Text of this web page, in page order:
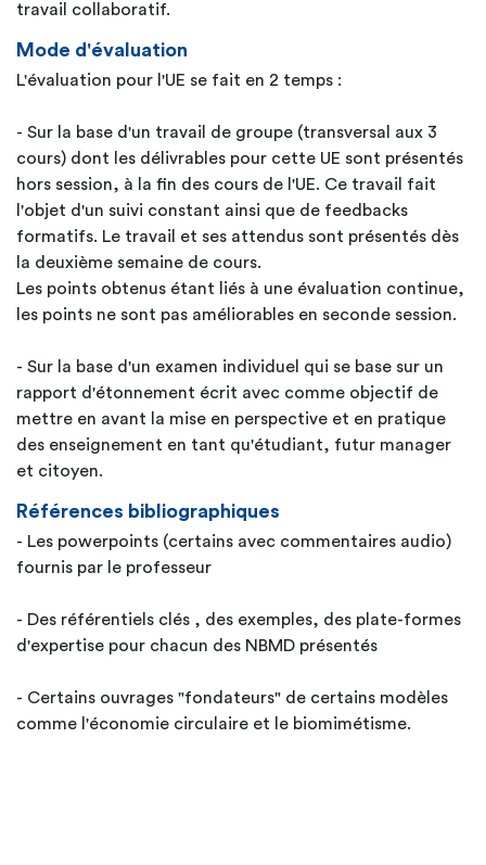
travail collaboratif.
Mode d'évaluation
L'évaluation pour l'UE se fait en 2 temps :
- Sur la base d'un travail de groupe (transversal aux 3
cours) dont les délivrables pour cette UE sont présentés
hors session, à la fin des cours de l'UE. Ce travail fait
l'objet d'un suivi constant ainsi que de feedbacks
formatifs. Le travail et ses attendus sont présentés dès
la deuxième semaine de cours.
Les points obtenus étant liés à une évaluation continue,
les points ne sont pas améliorables en seconde session.
- Sur la base d'un examen individuel qui se base sur un
rapport d'étonnement écrit avec comme objectif de
mettre en avant la mise en perspective et en pratique
des enseignement en tant qu'étudiant, futur manager
et citoyen.
Références bibliographiques
- Les powerpoints (certains avec commentaires audio)
fournis par le professeur
- Des référentiels clés , des exemples, des plate-formes
d'expertise pour chacun des NBMD présentés
- Certains ouvrages "fondateurs" de certains modèles
comme l'économie circulaire et le biomimétisme.